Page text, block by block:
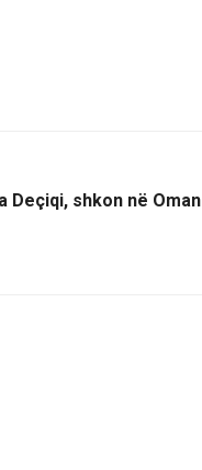
Deçiqi, shkon në Oman